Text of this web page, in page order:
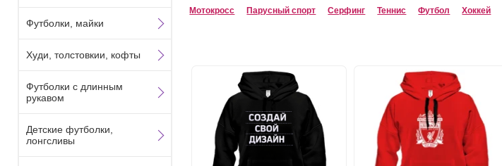
Мотокросс Парусный спорт Серфинг Теннис Футбол Хоккей
Футболки, майки
Худи, толстовкии, кофты
Футболки с длинным
рукавом
Детские футболки,
лонгсливы